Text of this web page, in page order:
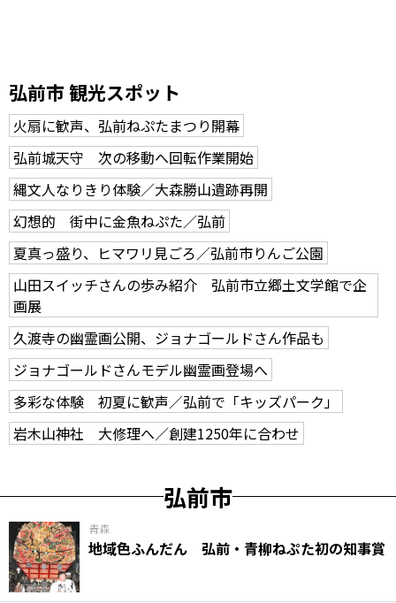
弘前市 観光スポット
火扇に歓声、弘前ねぷたまつり開幕
弘前城天守 次の移動へ回転作業開始
縄文人なりきり体験／大森勝山遺跡再開
幻想的 街中に金魚ねぷた／弘前
夏真っ盛り、ヒマワリ見ごろ／弘前市りんご公園
山田スイッチさんの歩み紹介 弘前市立郷土文学館で企
画展
久渡寺の幽霊画公開、ジョナゴールドさん作品も
ジョナゴールドさんモデル幽霊画登場へ
多彩な体験 初夏に歓声／弘前で「キッズパーク」
岩木山神社 大修理へ／創建1250年に合わせ
弘前市
青森
地域色ふんだん 弘前・青柳ねぷた初の知事賞